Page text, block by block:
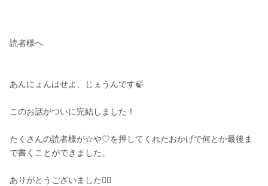
読者様へ
あんにょんはせよ、じぇうんです🍃
このお話がついに完結しました！
たくさんの読者様が☆や♡を押してくれたおかげで何とか最後ま
で書くことができました。
ありがとうございました🙇‍♀️